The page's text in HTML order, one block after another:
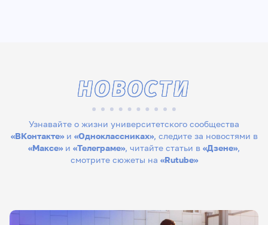
Узнавайте о жизни университетского сообщества
«ВКонтакте»и «Одноклассниках», следите за новостями в
«Максе» и «Телеграме», читайте статьи в «Дзене»,
смотрите сюжеты на «Rutube»
НОВОСТИ